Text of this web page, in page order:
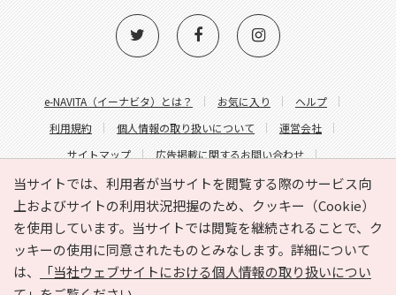
当サイトでは、利用者が当サイトを閲覧する際のサービス向
上およびサイトの利用状況把握のため、クッキー（Cookie）
を使用しています。当サイトでは閲覧を継続されることで、ク
ッキーの使用に同意されたものとみなします。詳細について
は、
「当社ウェブサイトにおける個人情報の取り扱いについ
e-NAVITA（イーナビタ）とは？ お気に入り
ヘルプ
利用規約
個人情報の取り扱いについて
運営会社
サイトマップ
広告掲載に関するお問い合わせ
サイトの内容に関するお問い合わせ